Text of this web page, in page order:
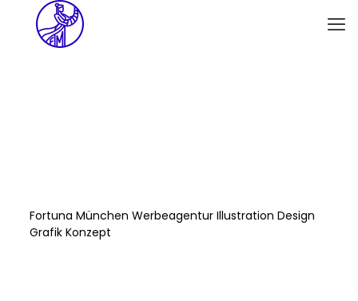
Fortuna München Werbeagentur Illustration Design
Grafik Konzept